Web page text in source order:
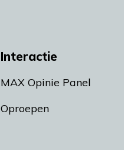
Interactie
MAX Opinie Panel
Oproepen